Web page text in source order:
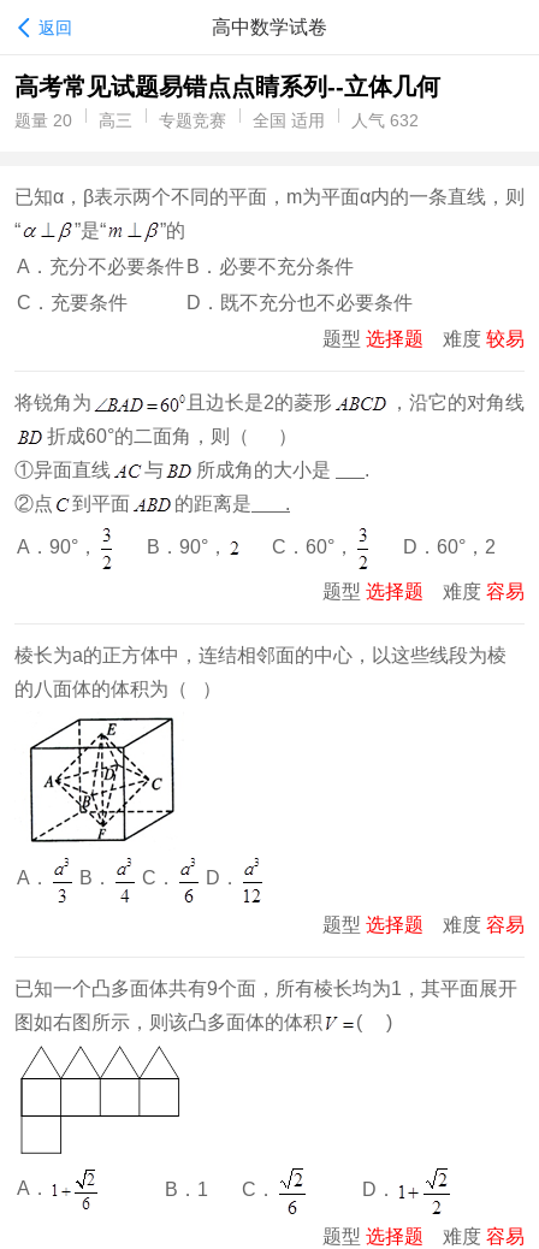
返回 高中数学试卷
高考常见试题易错点点睛系列--立体几何
题量 20 高三 专题竞赛 全国 适用 人气 632
已知α，β表示两个不同的平面，m为平面α内的一条直线，则
“
”是“
”的
A．充分不必要条件 B．必要不充分条件
C．充要条件
D．既不充分也不必要条件
题型 选择题 难度 较易
将锐角为 且边长是2的菱形
，沿它的对角线
折成60°的二面角，则（ ）
①异面直线
与 所成角的大小是
.
②点
到平面 的距离是 .
A．90°， B．90°， C．60°， D．60°，2
题型 选择题 难度 容易
棱长为a的正方体中，连结相邻面的中心，以这些线段为棱
的八面体的体积为（ ）
A． B． C． D．
题型 选择题 难度 容易
已知一个凸多面体共有9个面，所有棱长均为1，其平面展开
图如右图所示，则该凸多面体的体积
( )
A． B．1 C． D．
题型 选择题 难度 容易